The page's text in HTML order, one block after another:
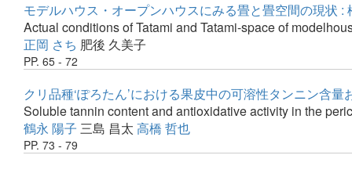
モデルハウス・オープンハウスにみる畳と畳空間の現状 :
Actual conditions of Tatami and Tatami-space of
正岡 さち 肥後 久美子
PP. 65 - 72
クリ品種‘ぽろたん’における果皮中の可溶性タンニン含量
Soluble tannin content and antioxidative activity in the
鶴永 陽子 三島 昌太 高橋 哲也
PP. 73 - 79